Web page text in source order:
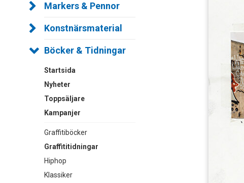
Markers & Pennor
Konstnärsmaterial
Böcker & Tidningar
Startsida
Nyheter
Toppsäljare
Kampanjer
Graffitiböcker
Graffititidningar
Hiphop
Klassiker